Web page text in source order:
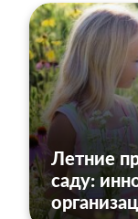
Летние
саду: